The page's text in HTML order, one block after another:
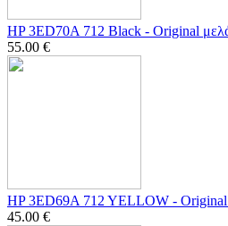
HP 3ED70A 712 Black - Οriginal
55.00 €
HP 3ED69A 712 YELLOW - Οriginal
45.00 €